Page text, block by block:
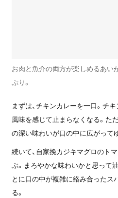
お肉と魚介の両方が楽しめるあい
ぷり。
まずは、チキンカレーを一口。チ
風味を感じて止まらなくなる。た
の深い味わいが口の中に広がって
続いて、自家挽カジキマグロのト
ぶ。まろやかな味わいかと思って
とに口の中が複雑に絡み合ったス
る。